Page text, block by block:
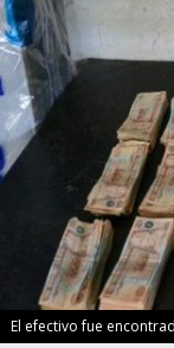
El efectivo fue